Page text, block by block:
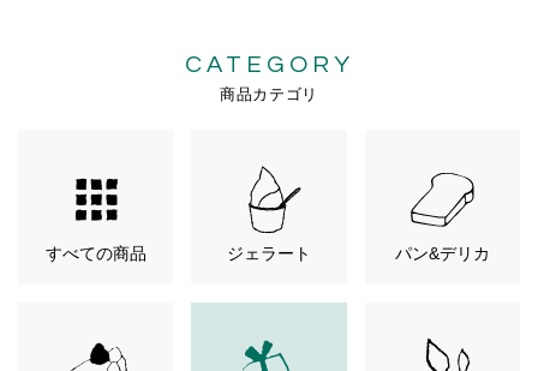
CATEGORY
商品カテゴリ
すべての商品 ジェラート パン&デリカ